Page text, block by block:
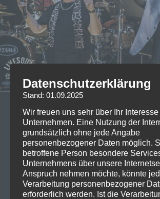
29/09/2023
Live on Stage: 2023-09-
Prinzen @Circus Krone
Gestern Abend war ein ganz
gibt Bands, die einen gefühlt schon
lang begleiten. Die Prinzen fallen
Datenschutzerklärung
Stand: 01.09.2025
Wir freuen uns sehr über Ihr
Unternehmen. Eine Nutzung der
grundsätzlich ohne jede Angabe
personenbezogener Daten möglich.
betroffene Person besondere
Unternehmens über unsere
Anspruch nehmen möchte, könnte
Verarbeitung personenbezogener
erforderlich werden. Ist die